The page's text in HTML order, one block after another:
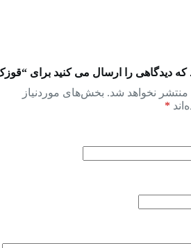
که دیدگاهی را ارسال می کنید برای
منتشر نخواهد شد. بخش‌های موردنیاز
*